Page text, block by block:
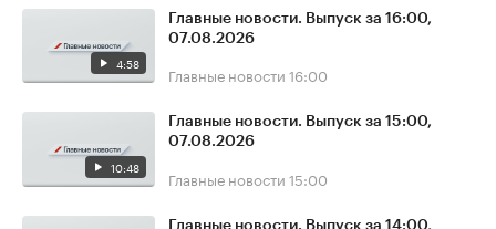
4:58
Главные новости. Выпуск за 16:00,
07.08.2026
Главные новости 16:00
10:48
Главные новости. Выпуск за 15:00,
07.08.2026
Главные новости 15:00
Главные новости. Выпуск за 14:00,